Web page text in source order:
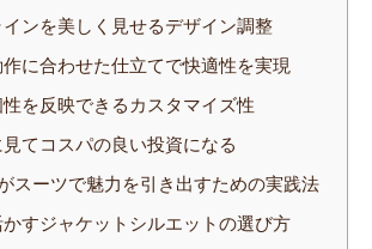
ンを美しく見せるデザイン調整
に合わせた仕立てで快適性を実現
を反映できるカスタマイズ性
てコスパの良い投資になる
スーツで魅力を引き出すための実践法
すジャケットシルエットの選び方